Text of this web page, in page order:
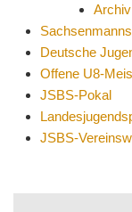
Deutsche
Offene U8-
JSBS-Pokal
JSBS-